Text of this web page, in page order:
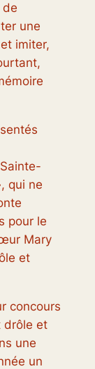
de
une
imiter,
qui ne
pour le
Mary
et
concours
drôle et
une
un